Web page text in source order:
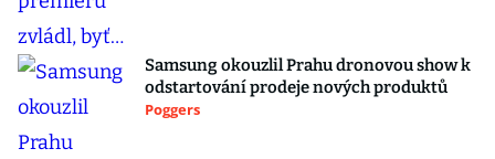
Samsung okouzlil Prahu dronovou show k
odstartování prodeje nových produktů
Poggers